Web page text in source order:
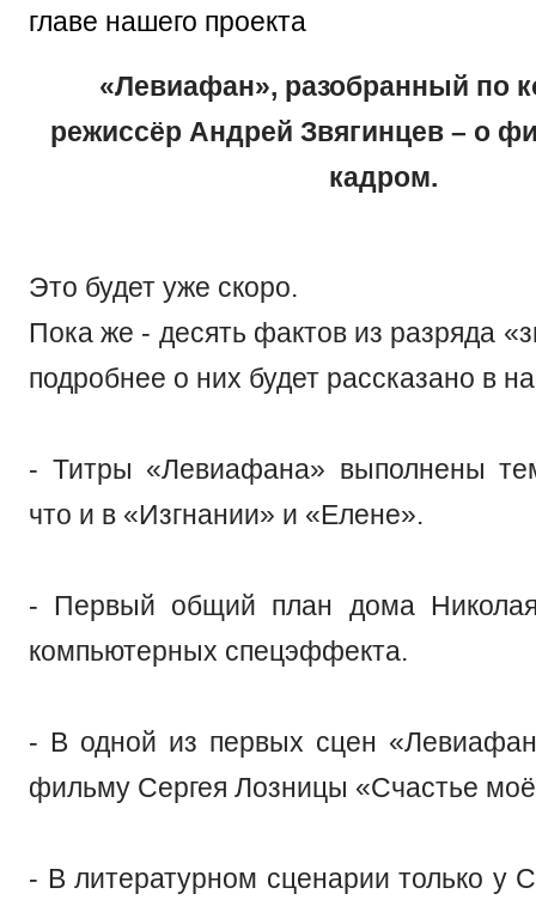
главе нашего проекта
«Левиафан», разобранный по
режиссёр Андрей Звягинцев – о
кадром.
Это будет уже скоро.
Пока же - десять фактов из разряда
подробнее о них будет рассказано в
- Титры «Левиафана» выполнены
что и в «Изгнании» и «Елене».
- Первый общий план дома
компьютерных спецэффекта.
- В одной из первых сцен
фильму Сергея Лозницы «Счастье
- В литературном сценарии только у